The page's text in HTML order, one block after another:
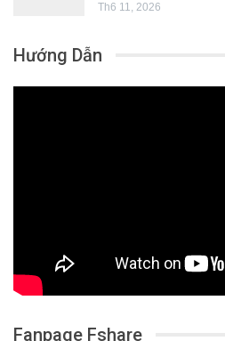
Th6 11, 2026
Hướng Dẫn
Fanpage Fshare